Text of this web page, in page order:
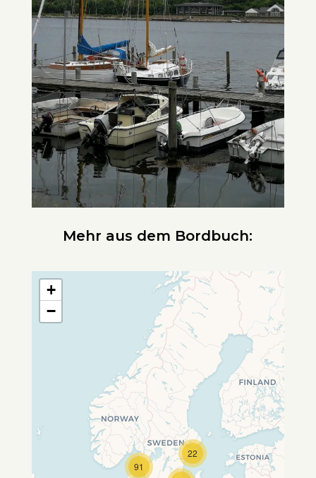
Mehr aus dem Bordbuch:
Travelers' Map wird geladen …
22
91
+
−